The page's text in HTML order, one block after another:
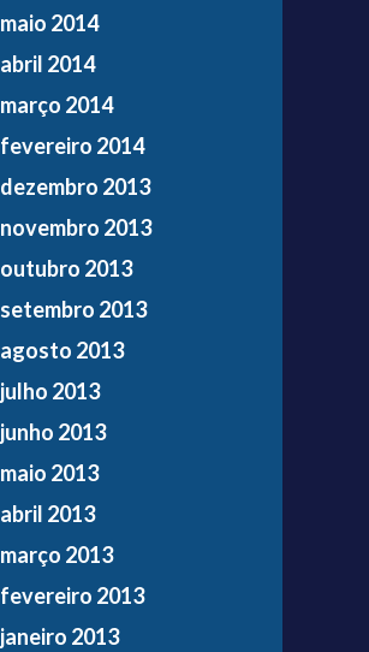
maio 2014
abril 2014
março 2014
fevereiro 2014
dezembro 2013
novembro 2013
outubro 2013
setembro 2013
agosto 2013
julho 2013
junho 2013
maio 2013
abril 2013
março 2013
fevereiro 2013
janeiro 2013